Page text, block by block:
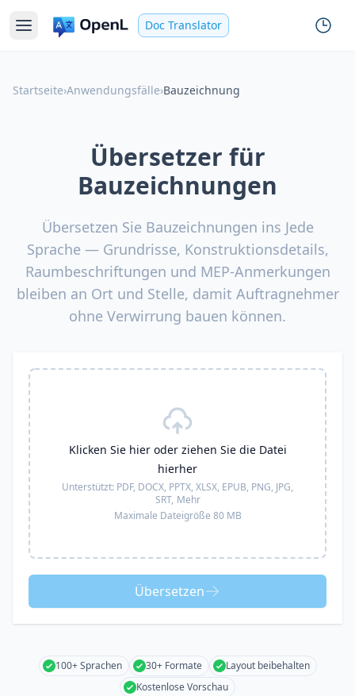
Doc Translator
Startseite›Anwendungsfälle›Bauzeichnung
Übersetzer für
Bauzeichnungen
Übersetzen Sie Bauzeichnungen ins Jede
Sprache — Grundrisse, Konstruktionsdetails,
Raumbeschriftungen und MEP-Anmerkungen
bleiben an Ort und Stelle, damit Auftragnehmer
ohne Verwirrung bauen können.
Klicken Sie hier oder ziehen Sie die Datei
hierher
Unterstützt: PDF, DOCX, PPTX, XLSX, EPUB, PNG, JPG,
SRT, Mehr
Maximale Dateigröße 80 MB
Übersetzen
100+ Sprachen 30+ Formate
Layout beibehalten
Kostenlose Vorschau